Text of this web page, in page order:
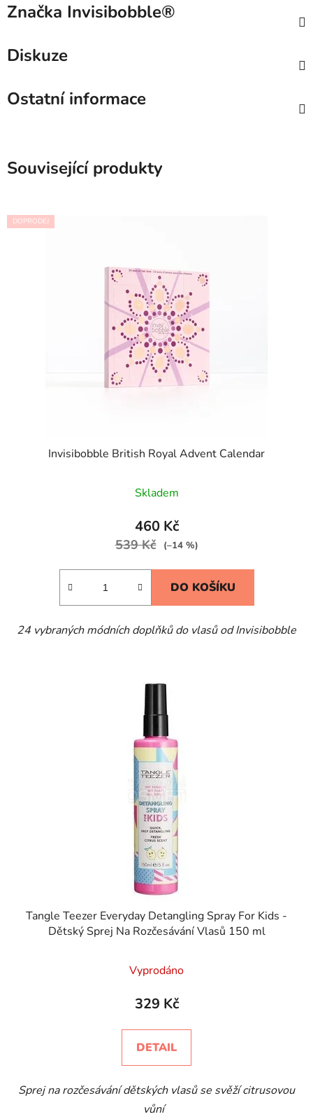
Značka Invisibobble®
Diskuze
Ostatní informace
Související produkty
DOPRODEJ
Invisibobble British Royal Advent Calendar
Skladem
460 Kč
539 Kč (–14 %)
DO KOŠÍKU
24 vybraných módních doplňků do vlasů od Invisibobble
Tangle Teezer Everyday Detangling Spray For Kids -
Dětský Sprej Na Rozčesávání Vlasů 150 ml
Vyprodáno
329 Kč
DETAIL
Sprej na rozčesávání dětských vlasů se svěží citrusovou
vůní